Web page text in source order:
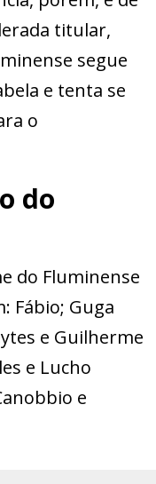
titular,
segue
e tenta se
o
do
do Fluminense
Fábio; Guga
e Guilherme
e Lucho
e